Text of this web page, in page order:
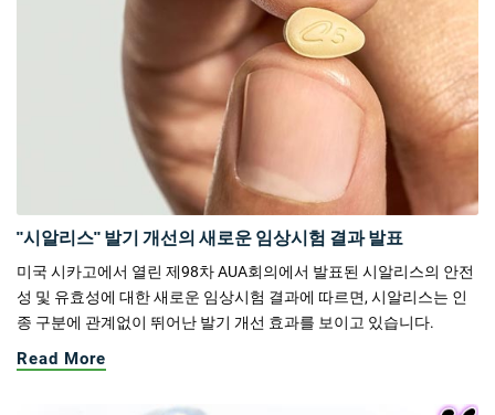
"시알리스" 발기 개선의 새로운 임상시험 결과 발표
미국 시카고에서 열린 제98차 AUA회의에서 발표된 시알리스의 안전
성 및 유효성에 대한 새로운 임상시험 결과에 따르면, 시알리스는 인
종 구분에 관계없이 뛰어난 발기 개선 효과를 보이고 있습니다.
Read More